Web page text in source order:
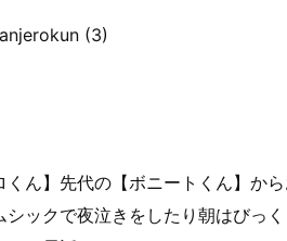
ん】先代の【ボニートくん】から
シックで夜泣きをしたり朝はびっ